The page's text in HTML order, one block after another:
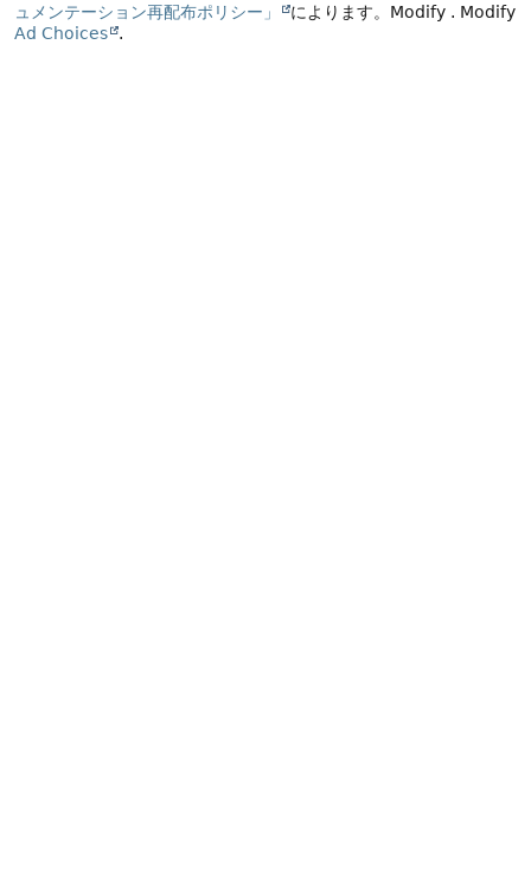
ュメンテーション再配布ポリシー」
によります。 Modify . Modify
Ad Choices
.